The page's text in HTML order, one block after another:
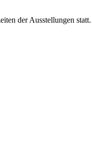
der Ausstellungen